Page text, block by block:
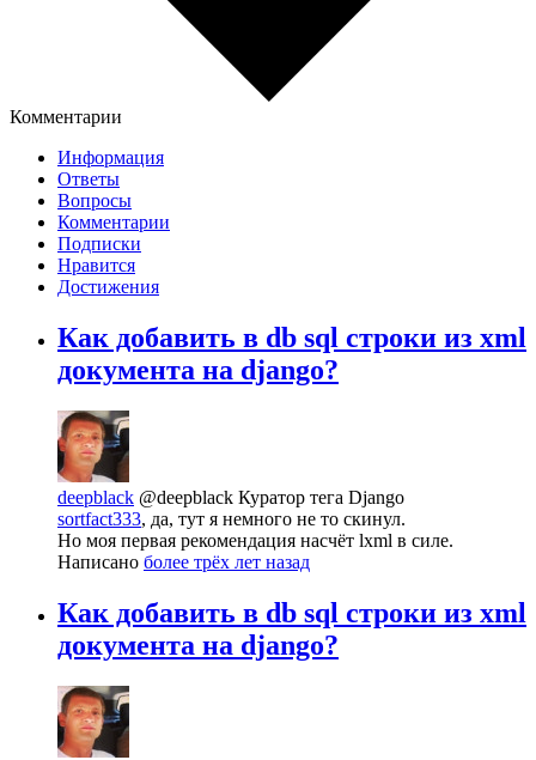
Комментарии
Информация
Ответы
Вопросы
Комментарии
Подписки
Нравится
Достижения
Как добавить в db sql строки из xml
документа на django?
deepblack @deepblack Куратор тега Django
sortfact333, да, тут я немного не то скинул.
Но моя первая рекомендация насчёт lxml в силе.
Написано более трёх лет назад
Как добавить в db sql строки из xml
документа на django?